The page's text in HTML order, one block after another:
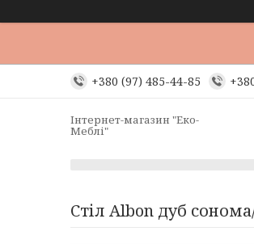
+380 (97) 485-44-85
Інтернет-магазин "Еко-
Меблі"
Стіл Albon дуб